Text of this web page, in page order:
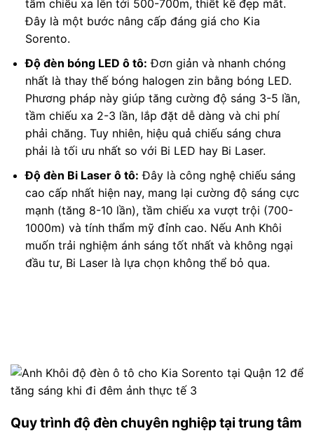
tầm chiếu xa lên tới 500-700m, thiết kế đẹp mắt.
Đây là một bước nâng cấp đáng giá cho Kia
Sorento.
Độ đèn bóng LED ô tô: Đơn giản và nhanh chóng
nhất là thay thế bóng halogen zin bằng bóng LED.
Phương pháp này giúp tăng cường độ sáng 3-5 lần,
tầm chiếu xa 2-3 lần, lắp đặt dễ dàng và chi phí
phải chăng. Tuy nhiên, hiệu quả chiếu sáng chưa
phải là tối ưu nhất so với Bi LED hay Bi Laser.
Độ đèn Bi Laser ô tô: Đây là công nghệ chiếu sáng
cao cấp nhất hiện nay, mang lại cường độ sáng cực
mạnh (tăng 8-10 lần), tầm chiếu xa vượt trội (700-
1000m) và tính thẩm mỹ đỉnh cao. Nếu Anh Khôi
muốn trải nghiệm ánh sáng tốt nhất và không ngại
đầu tư, Bi Laser là lựa chọn không thể bỏ qua.
Quy trình độ đèn chuyên nghiệp tại trung tâm